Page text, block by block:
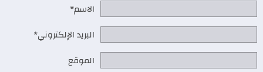
الاسم*
البريد الإلكتروني*
الموقع